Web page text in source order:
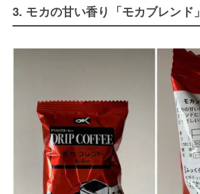
3. モカの甘い香り「モカブレンド」